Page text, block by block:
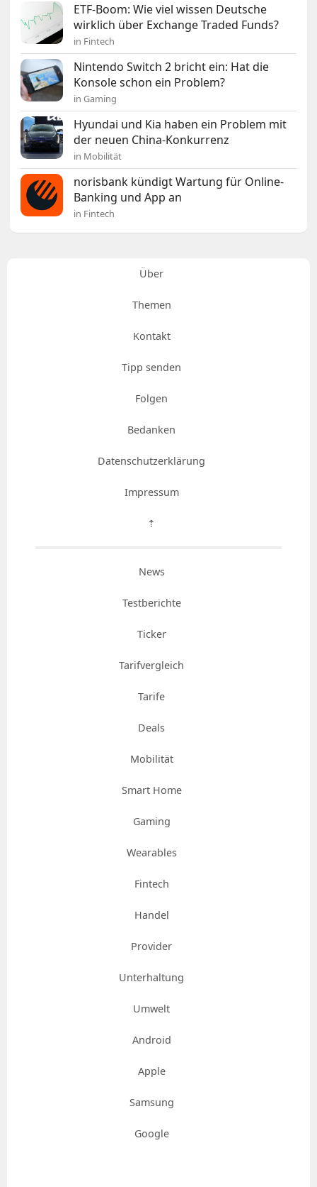
ETF-Boom: Wie viel wissen Deutsche
wirklich über Exchange Traded Funds?
in Fintech
Nintendo Switch 2 bricht ein: Hat die
Konsole schon ein Problem?
in Gaming
Hyundai und Kia haben ein Problem mit
der neuen China-Konkurrenz
in Mobilität
norisbank kündigt Wartung für Online-
Banking und App an
in Fintech
Über
Themen
Kontakt
Tipp senden
Folgen
Bedanken
Datenschutzerklärung
Impressum
⇡
News
Testberichte
Ticker
Tarifvergleich
Tarife
Deals
Mobilität
Smart Home
Gaming
Wearables
Fintech
Handel
Provider
Unterhaltung
Umwelt
Android
Apple
Samsung
Google